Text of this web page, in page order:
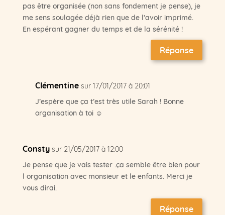
pas être organisée (non sans fondement je pense), je
me sens soulagée déjà rien que de l’avoir imprimé.
En espérant gagner du temps et de la sérénité !
Réponse
Clémentine sur 17/01/2017 à 20:01
J’espère que ça t’est très utile Sarah ! Bonne
organisation à toi ☺
Consty sur 21/05/2017 à 12:00
Je pense que je vais tester .ça semble être bien pour
l organisation avec monsieur et le enfants. Merci je
vous dirai.
Réponse